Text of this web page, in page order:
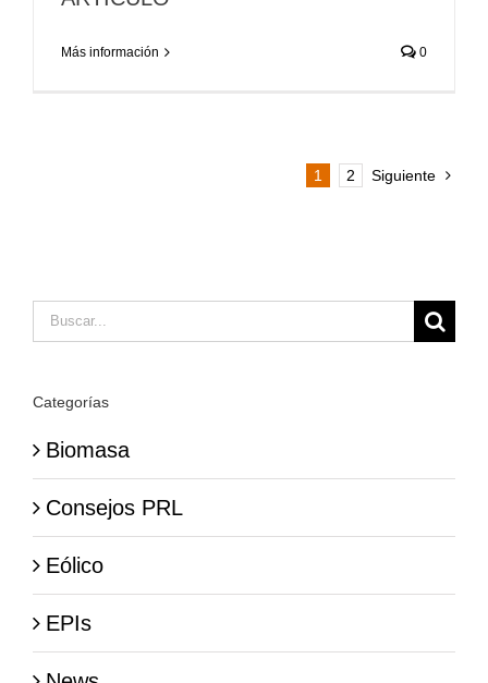
Más información 0
1 2 Siguiente
Buscar:
Categorías
Biomasa
Consejos PRL
Eólico
EPIs